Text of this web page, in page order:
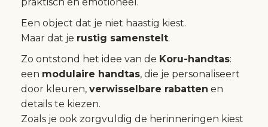
Een object dat je niet haastig kiest.
Maar dat je rustig samenstelt.
Zo ontstond het idee van de Koru-handtas:
een modulaire handtas, die je personaliseert
door kleuren, verwisselbare rabatten en
details te kiezen.
Zoals je ook zorgvuldig de herinneringen kiest